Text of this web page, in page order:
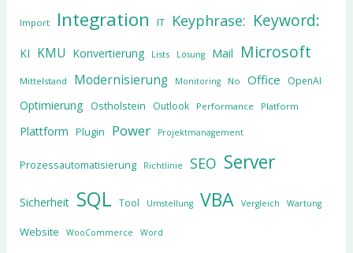
Import Integration IT Keyphrase: Keyword:
KI KMU Konvertierung Lists Lösung Mail Microsoft
Mittelstand Modernisierung Monitoring No Office OpenAI
Optimierung Ostholstein Outlook Performance Platform
Plattform Plugin Power Projektmanagement
Prozessautomatisierung Richtlinie SEO Server
Sicherheit SQL Tool Umstellung VBA Vergleich Wartung
Website WooCommerce Word